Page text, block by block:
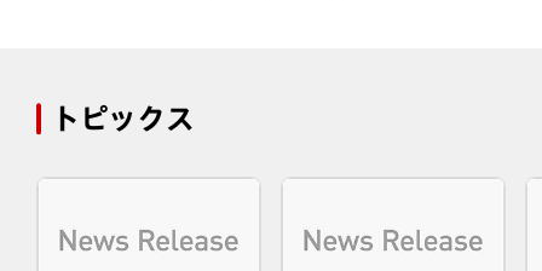
トピックス